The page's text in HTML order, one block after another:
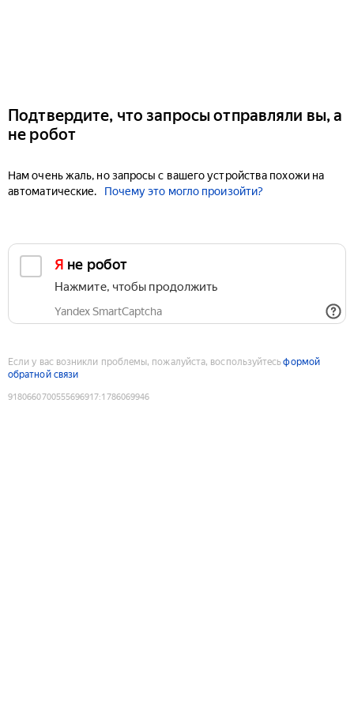
Подтвердите, что запросы отправляли вы, а
не робот
Нам очень жаль, но запросы с вашего устройства похожи на
автоматические.
Почему это могло произойти?
Я не робот
Нажмите, чтобы продолжить
Yandex SmartCaptcha
Если у вас возникли проблемы, пожалуйста, воспользуйтесьформой
обратной связи
9180660700555696917:1786069946